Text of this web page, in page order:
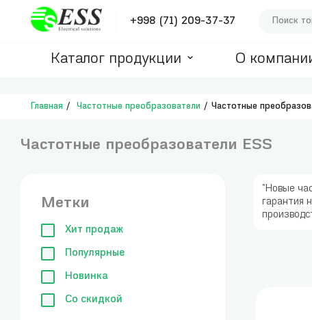
+998 (71) 209-37-37
Каталог продукции О
Главная Частотные преобразователи Частотные
Частотные преобразователи ESS
Метки
Хит продаж
Популярные
Новинка
Со скидкой
"Новые
гарантия